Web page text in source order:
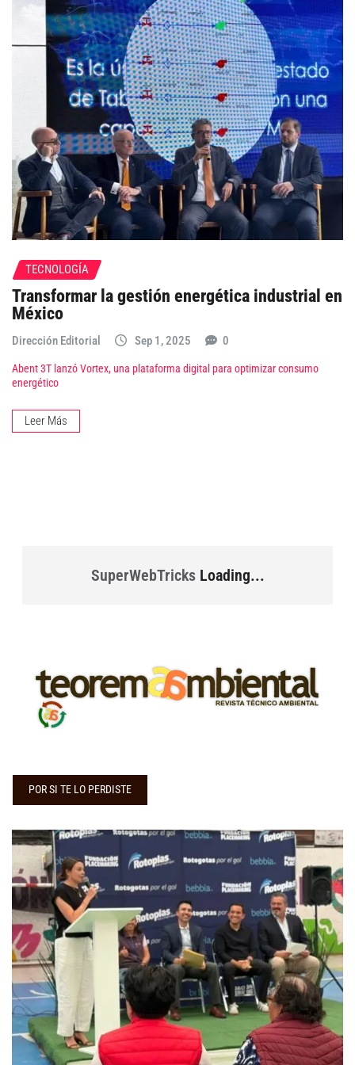
TECNOLOGÍA
Transformar la gestión energética industrial en
México
Dirección Editorial Sep 1, 2025 0
Abent 3T lanzó Vortex, una plataforma digital para optimizar consumo
energético
Leer Más
SuperWebTricksLoading...
POR SI TE LO PERDISTE